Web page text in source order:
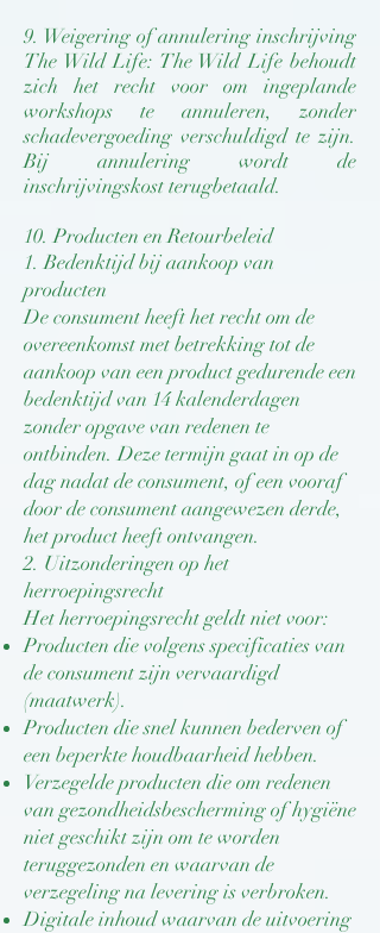
9. Weigering of annulering inschrijving
The Wild Life: The Wild Life behoudt
zich het recht voor om ingeplande
workshops te annuleren, zonder
schadevergoeding verschuldigd te zijn.
Bij annulering wordt de
inschrijvingskost terugbetaald.
10. Producten enRetourbeleid
1. Bedenktijd bij aankoop van
producten
De consument heeft het recht om de
overeenkomst met betrekking tot de
aankoop van een product gedurende een
bedenktijd van 14 kalenderdagen
zonder opgave van redenen te
ontbinden. Deze termijn gaat in op de
dag nadat de consument, of een vooraf
door de consument aangewezen derde,
het product heeft ontvangen.
2. Uitzonderingen op het
herroepingsrecht
Het herroepingsrecht geldt niet voor:
Producten die volgens specificaties van
de consument zijn vervaardigd
(maatwerk).
Producten die snel kunnen bederven of
een beperkte houdbaarheid hebben.
Verzegelde producten die om redenen
van gezondheidsbescherming of hygiëne
niet geschikt zijn om te worden
teruggezonden en waarvan de
verzegeling na levering is verbroken.
Digitale inhoud waarvan de uitvoering